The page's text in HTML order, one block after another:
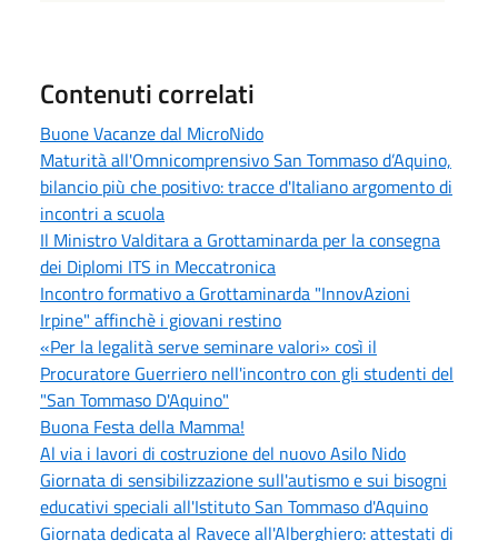
Contenuti correlati
Buone Vacanze dal MicroNido
Maturità all'Omnicomprensivo San Tommaso d’Aquino,
bilancio più che positivo: tracce d'Italiano argomento di
incontri a scuola
Il Ministro Valditara a Grottaminarda per la consegna
dei Diplomi ITS in Meccatronica
Incontro formativo a Grottaminarda "InnovAzioni
Irpine" affinchè i giovani restino
«Per la legalità serve seminare valori» così il
Procuratore Guerriero nell'incontro con gli studenti del
"San Tommaso D'Aquino"
Buona Festa della Mamma!
Al via i lavori di costruzione del nuovo Asilo Nido
Giornata di sensibilizzazione sull'autismo e sui bisogni
educativi speciali all'Istituto San Tommaso d'Aquino
Giornata dedicata al Ravece all'Alberghiero: attestati di